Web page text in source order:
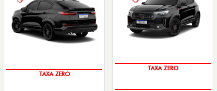
TAXA ZERO
TAXA ZERO